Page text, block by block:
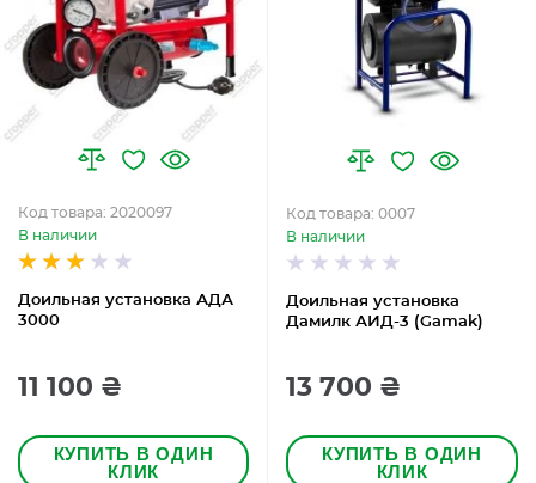
Доильная установка АДА
3000
Код товара: 2020097
В наличии
11 100 ₴
КУПИТЬ В ОДИН
КЛИК
Доильная установка
Дамилк АИД-3 (Gamak)
Код товара: 0007
В наличии
13 700 ₴
КУПИТЬ В ОДИН
КЛИК